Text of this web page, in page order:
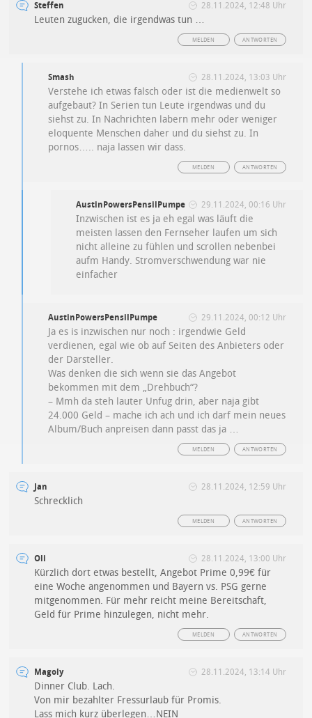
Steffen 28.11.2024, 12:48 Uhr
Leuten zugucken, die irgendwas tun …
ANTWORTEN
MELDEN
Smash 28.11.2024, 13:03 Uhr
Verstehe ich etwas falsch oder ist die medienwelt so
aufgebaut? In Serien tun Leute irgendwas und du
siehst zu. In Nachrichten labern mehr oder weniger
eloquente Menschen daher und du siehst zu. In
pornos….. naja lassen wir dass.
ANTWORTEN
MELDEN
AustinPowersPensilPumpe 29.11.2024, 00:16 Uhr
Inzwischen ist es ja eh egal was läuft die
meisten lassen den Fernseher laufen um sich
nicht alleine zu fühlen und scrollen nebenbei
aufm Handy. Stromverschwendung war nie
einfacher
AustinPowersPensilPumpe 29.11.2024, 00:12 Uhr
Ja es is inzwischen nur noch : irgendwie Geld
verdienen, egal wie ob auf Seiten des Anbieters oder
der Darsteller.
Was denken die sich wenn sie das Angebot
bekommen mit dem „Drehbuch“?
– Mmh da steh lauter Unfug drin, aber naja gibt
24.000 Geld – mache ich ach und ich darf mein neues
Album/Buch anpreisen dann passt das ja …
ANTWORTEN
MELDEN
Jan 28.11.2024, 12:59 Uhr
Schrecklich
ANTWORTEN
MELDEN
Oli 28.11.2024, 13:00 Uhr
Kürzlich dort etwas bestellt, Angebot Prime 0,99€ für
eine Woche angenommen und Bayern vs. PSG gerne
mitgenommen. Für mehr reicht meine Bereitschaft,
Geld für Prime hinzulegen, nicht mehr.
ANTWORTEN
MELDEN
Magoly 28.11.2024, 13:14 Uhr
Dinner Club. Lach.
Von mir bezahlter Fressurlaub für Promis.
Lass mich kurz überlegen…NEIN